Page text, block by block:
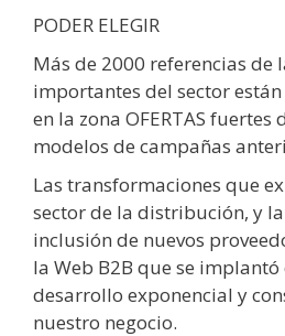
PODER ELEGIR
Más de 2000 referencias de
importantes del sector
en la zona OFERTAS fuertes
modelos de campañas
Las transformaciones que
sector de la distribución, y
inclusión de nuevos
la Web B2B que se
desarrollo exponencial y
nuestro negocio.